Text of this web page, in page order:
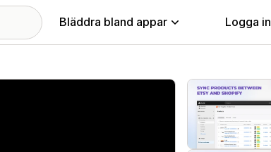
Bläddra bland appar Logga in